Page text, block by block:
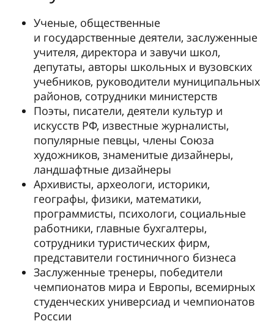
Ученые, общественные
и государственные деятели, заслуженные
учителя, директора и завучи школ,
депутаты, авторы школьных и вузовских
учебников, руководители муниципальных
районов, сотрудники министерств
Поэты, писатели, деятели культур и
искусств РФ, известные журналисты,
популярные певцы, члены Союза
художников, знаменитые дизайнеры,
ландшафтные дизайнеры
Архивисты, археологи, историки,
географы, физики, математики,
программисты, психологи, социальные
работники, главные бухгалтеры,
сотрудники туристических фирм,
представители гостиничного бизнеса
Заслуженные тренеры, победители
чемпионатов мира и Европы, всемирных
студенческих универсиад и чемпионатов
России